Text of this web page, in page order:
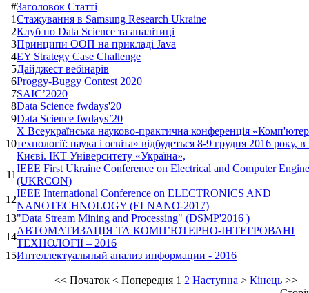
#Заголовок Статті
1​​Стажування в Samsung Research Ukraine
2Клуб по Data Science та аналітиці
3​Принципи ООП на прикладі Java
4EY Strategy Case Challenge
5Дайджест вебінарів
6Proggy-Buggy Contest 2020
7SAIC’2020
8Data Science fwdays'20
9Data Science fwdays’20
10
Х Всеукраїнська науково-практична конференція
технології: наука і освіта» відбудеться 8-9 грудня 2016 року, в
Києві. ІКТ Університету «Україна»,
11
IEEE First Ukraine Conference on Electrical and Computer
(UKRCON)
12
IEEE International Conference on ELECTRONICS AND
NANOTECHNOLOGY (ELNANO-2017)
13"Data Stream Mining and Processing" (DSMP'2016 )
14
АВТОМАТИЗАЦІЯ ТА КОМП’ЮТЕРНО-ІНТЕГРОВАНІ
ТЕХНОЛОГІЇ – 2016
15Интеллектуальный анализ информации - 2016
<< Початок < Попередня 1 2 Наступна > Кінець >>